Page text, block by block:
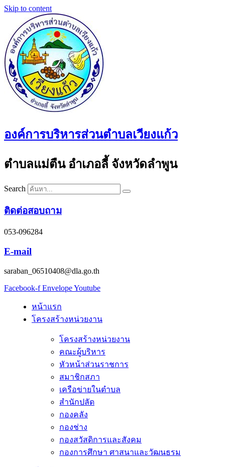
Skip to content
องค์การบริหารส่วนตำบลเวียงแก้ว
ตำบลแม่ตืน อำเภอลี้ จังหวัดลำพูน
Search
ติดต่อสอบถาม
053-096284
E-mail
saraban_06510408@dla.go.th
Facebook-f EnvelopeYoutube
หน้าแรก
โครงสร้างหน่วยงาน
โครงสร้างหน่วยงาน
คณะผู้บริหาร
หัวหน้าส่วนราชการ
สมาชิกสภา
เครือข่ายในตำบล
สำนักปลัด
กองคลัง
กองช่าง
กองสวัสดิการและสังคม
กองการศึกษา ศาสนาและวัฒนธรม